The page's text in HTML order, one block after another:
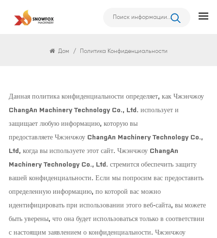
Политика Конфиденциальности
Дом / Политика Конфиденциальности
Данная политика конфиденциальности определяет, как Чжэнчжоу
ChangAn Machinery Technology Co., Ltd. использует и
защищает любую информацию, которую вы
предоставляете Чжэнчжоу ChangAn Machinery Technology Co.,
Ltd, когда вы используете этот сайт. Чжэнчжоу ChangAn
Machinery Technology Co., Ltd. стремится обеспечить защиту
вашей конфиденциальности. Если мы попросим вас предоставить
определенную информацию, по которой вас можно
идентифицировать при использовании этого веб-сайта, вы можете
быть уверены, что она будет использоваться только в соответствии
с настоящим заявлением о конфиденциальности. Чжэнчжоу